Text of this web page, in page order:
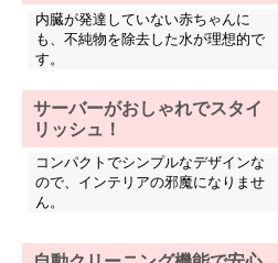
内臓が発達していない赤ちゃんに
も、不純物を除去した水が理想的で
す。
サーバーがおしゃれでスタイ
リッシュ！
コンパクトでシンプルなデザインな
ので、インテリアの邪魔になりませ
ん。